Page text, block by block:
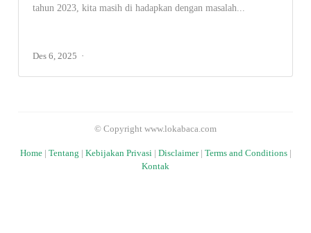
tahun 2023, kita masih di hadapkan dengan masalah...
Des 6, 2025
© Copyright www.lokabaca.com
Home| Tentang Kebijakan Privasi| Disclaimer| Terms and Conditions|
Kontak